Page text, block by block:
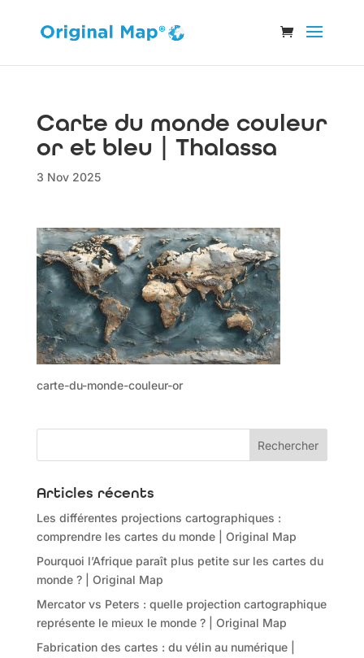
Carte du monde couleur
or et bleu | Thalassa
3 Nov 2025
carte-du-monde-couleur-or
Articles récents
Les différentes projections cartographiques :
comprendre les cartes du monde | Original Map
Pourquoi l’Afrique paraît plus petite sur les cartes du
monde ? | Original Map
Mercator vs Peters : quelle projection cartographique
représente le mieux le monde ? | Original Map
Fabrication des cartes : du vélin au numérique |